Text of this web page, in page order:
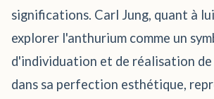
significations. Carl Jung, quant à
explorer l'anthurium comme un
d'individuation et de réalisation de
dans sa perfection esthétique,